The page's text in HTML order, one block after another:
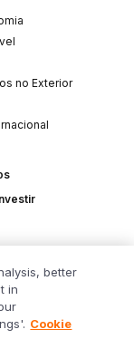
no Exterior
better
in
Cookie